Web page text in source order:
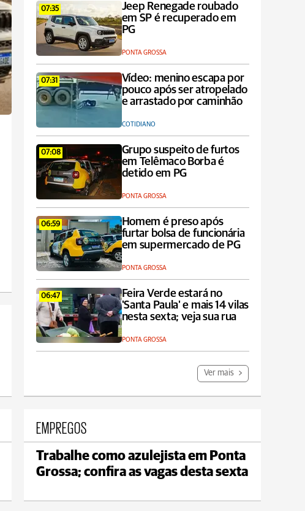
07:35
Jeep Renegade roubado
em SP é recuperado em
PG
PONTA GROSSA
07:31
Vídeo: menino escapa por
pouco após ser atropelado
e arrastado por caminhão
COTIDIANO
07:08
Grupo suspeito de furtos
em Telêmaco Borba é
detido em PG
PONTA GROSSA
06:59
Homem é preso após
furtar bolsa de funcionária
em supermercado de PG
PONTA GROSSA
06:47
Feira Verde estará no
'Santa Paula' e mais 14 vilas
nesta sexta; veja sua rua
PONTA GROSSA
Ver mais
Carambeí
max 21°C min 18°C
EMPREGOS
Trabalhe como azulejista em Ponta
Grossa; confira as vagas desta sexta